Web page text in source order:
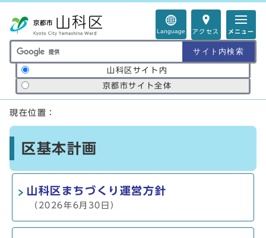
Language アクセス メニュー
サイト内検索の範囲
山科区サイト内
京都市サイト全体
ここから本文です
現在位置：
区基本計画
山科区まちづくり運営方針
（2026年6月30日）